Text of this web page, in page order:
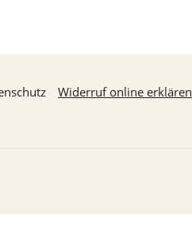
Widerruf online erklären